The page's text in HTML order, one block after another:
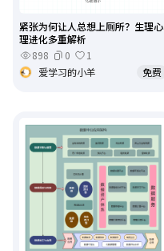
紧张为何让人总想上厕所？生理心
理进化多重解析
898
0
1
爱学习的小羊
免费